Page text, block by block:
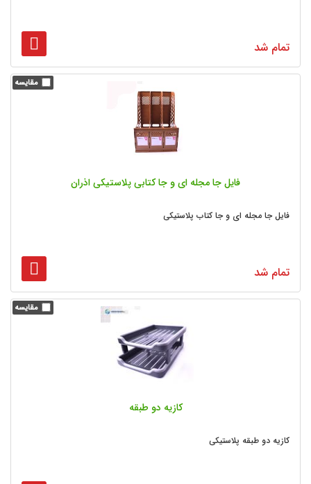
تمام شد
فایل جا مجله ای و جا کتابی پلاستیکی اذران
فایل جا مجله ای و جا کتاب پلاستیکی
تمام شد
کازیه دو طبقه
کازیه دو طبقه پلاستیکی